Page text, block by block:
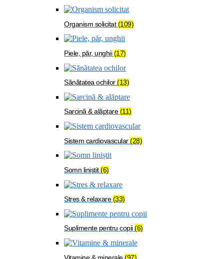
Organism solicitat(109)
Piele, păr, unghii(17)
Sănătatea ochilor(13)
Sarcină & alăptare(11)
Sistem cardiovascular(28)
Somn liniștit(6)
Stres & relaxare(33)
Suplimente pentru copii(6)
Vitamine & minerale(97)